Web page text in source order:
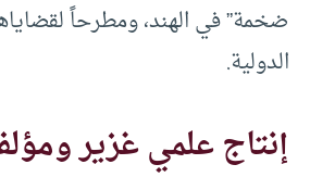
ضخمة” في الهند، ومطرحاً
الدولية.
إنتاج علمي غزير